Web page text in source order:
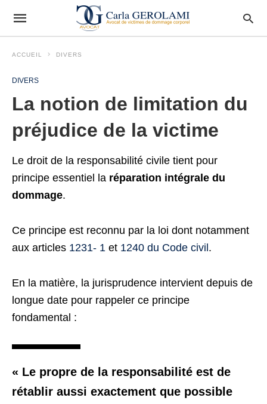
ACCUEIL DIVERS
DIVERS
La notion de limitation du
préjudice de la victime
Le droit de la responsabilité civile tient pour
principe essentiel la réparation intégrale du
dommage.
Ce principe est reconnu par la loi dont notamment
aux articles 1231- 1 et 1240 du Code civil .
En la matière, la jurisprudence intervient depuis de
longue date pour rappeler ce principe
fondamental :
« Le propre de la responsabilité est de
rétablir aussi exactement que possible